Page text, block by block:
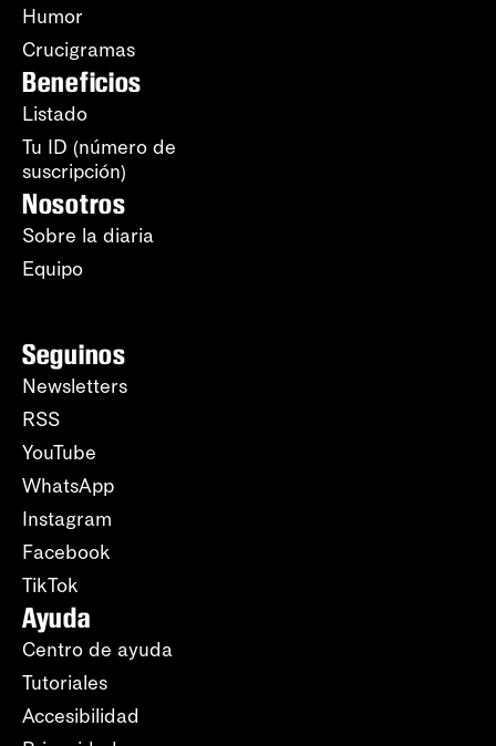
Humor
Crucigramas
Beneficios
Listado
Tu ID (número de
suscripción)
Nosotros
Sobre la diaria
Equipo
Seguinos
Newsletters
RSS
YouTube
WhatsApp
Instagram
Facebook
TikTok
Ayuda
Centro de ayuda
Tutoriales
Accesibilidad